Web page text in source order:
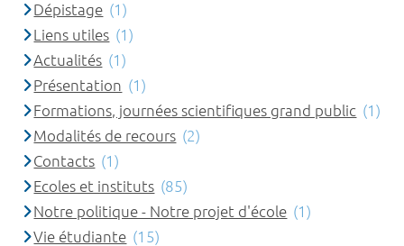
Dépistage (1)
Liens utiles (1)
Actualités (1)
Présentation (1)
Formations, journées scientifiques grand public (1)
Modalités de recours (2)
Contacts (1)
Ecoles et instituts (85)
Notre politique - Notre projet d'école (1)
Vie étudiante (15)